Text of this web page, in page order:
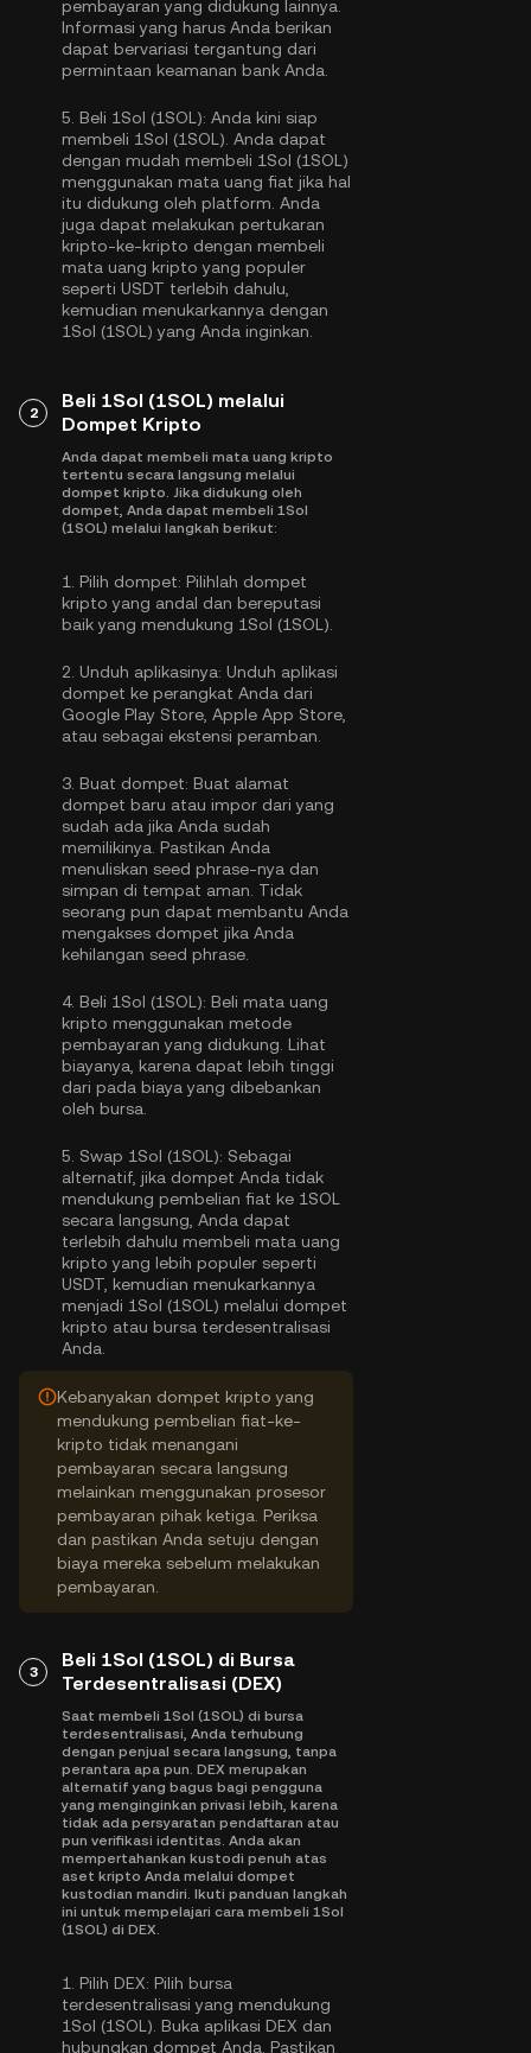
pembayaran yang didukung lainnya.
Informasi yang harus Anda berikan
dapat bervariasi tergantung dari
permintaan keamanan bank Anda.
5. Beli 1Sol (1SOL): Anda kini siap
membeli 1Sol (1SOL). Anda dapat
dengan mudah membeli 1Sol (1SOL)
menggunakan mata uang fiat jika hal
itu didukung oleh platform. Anda
juga dapat melakukan pertukaran
kripto-ke-kripto dengan membeli
mata uang kripto yang populer
seperti USDT terlebih dahulu,
kemudian menukarkannya dengan
1Sol (1SOL) yang Anda inginkan.
2
Beli 1Sol (1SOL) melalui
Dompet Kripto
Anda dapat membeli mata uang kripto
tertentu secara langsung melalui
dompet kripto. Jika didukung oleh
dompet, Anda dapat membeli 1Sol
(1SOL) melalui langkah berikut:
1. Pilih dompet: Pilihlah dompet
kripto yang andal dan bereputasi
baik yang mendukung 1Sol (1SOL).
2. Unduh aplikasinya: Unduh aplikasi
dompet ke perangkat Anda dari
Google Play Store, Apple App Store,
atau sebagai ekstensi peramban.
3. Buat dompet: Buat alamat
dompet baru atau impor dari yang
sudah ada jika Anda sudah
memilikinya. Pastikan Anda
menuliskan seed phrase-nya dan
simpan di tempat aman. Tidak
seorang pun dapat membantu Anda
mengakses dompet jika Anda
kehilangan seed phrase.
4. Beli 1Sol (1SOL): Beli mata uang
kripto menggunakan metode
pembayaran yang didukung. Lihat
biayanya, karena dapat lebih tinggi
dari pada biaya yang dibebankan
oleh bursa.
5. Swap 1Sol (1SOL): Sebagai
alternatif, jika dompet Anda tidak
mendukung pembelian fiat ke 1SOL
secara langsung, Anda dapat
terlebih dahulu membeli mata uang
kripto yang lebih populer seperti
USDT, kemudian menukarkannya
menjadi 1Sol (1SOL) melalui dompet
kripto atau bursa terdesentralisasi
Anda.
Kebanyakan dompet kripto yang
mendukung pembelian fiat-ke-
kripto tidak menangani
pembayaran secara langsung
melainkan menggunakan prosesor
pembayaran pihak ketiga. Periksa
dan pastikan Anda setuju dengan
biaya mereka sebelum melakukan
pembayaran.
3
Beli 1Sol (1SOL) di Bursa
Terdesentralisasi (DEX)
Saat membeli 1Sol (1SOL) di bursa
terdesentralisasi, Anda terhubung
dengan penjual secara langsung, tanpa
perantara apa pun. DEX merupakan
alternatif yang bagus bagi pengguna
yang menginginkan privasi lebih, karena
tidak ada persyaratan pendaftaran atau
pun verifikasi identitas. Anda akan
mempertahankan kustodi penuh atas
aset kripto Anda melalui dompet
kustodian mandiri. Ikuti panduan langkah
ini untuk mempelajari cara membeli 1Sol
(1SOL) di DEX.
1. Pilih DEX: Pilih bursa
terdesentralisasi yang mendukung
1Sol (1SOL). Buka aplikasi DEX dan
hubungkan dompet Anda. Pastikan